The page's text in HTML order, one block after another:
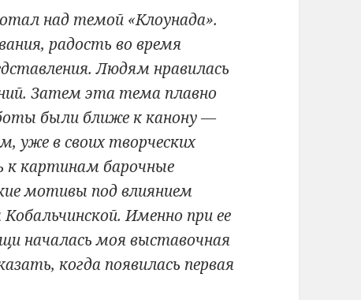
над темой «Клоунада».
радость во время
Людям нравилась
Затем эта тема плавно
были ближе к канону —
уже в своих творческих
к картинам барочные
мотивы под влиянием
Именно при ее
началась моя выставочная
когда появилась первая